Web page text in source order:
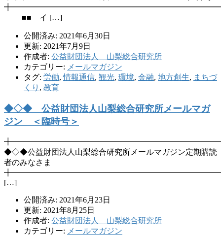
■■ イ […]
公開済み: 2021年6月30日
更新: 2021年7月9日
作成者: 公益財団法人 山梨総合研究所
カテゴリー: メールマガジン
タグ: 労働,情報通信, 観光, 環境, 金融, 地方創生, まちづ
くり , 教育
◆◇◆ 公益財団法人山梨総合研究所メールマガ
ジン ＜臨時号＞
◆◇◆公益財団法人山梨総合研究所メールマガジン定期購読
者のみなさま
[…]
公開済み: 2021年6月23日
更新: 2021年8月25日
作成者: 公益財団法人 山梨総合研究所
カテゴリー: メールマガジン